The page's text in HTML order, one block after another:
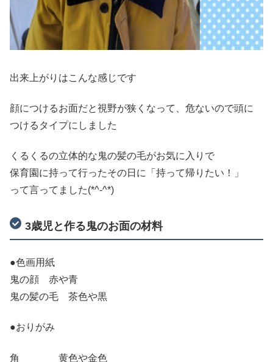
出来上がりはこんな感じです
顔につけるお面だと視野が狭くなって、危ないので頭に
つけるタイプにしました
くるくるの立体的な鬼の髪の毛がお気に入りで
保育園に持って行ったその日に「持って帰りたい！」
って言ってました(*^-^*)
3歳児と作る鬼のお面の材料
●色画用紙
鬼の顔 赤や青
鬼の髪の毛 茶色や黒
●おりがみ
角 黄色や金色